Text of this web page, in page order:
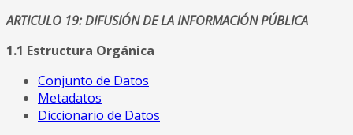
ARTICULO 19: DIFUSIÓN DE LA INFORMACIÓN PÚBLICA
1.1 Estructura Orgánica
Conjunto de Datos
Metadatos
Diccionario de Datos